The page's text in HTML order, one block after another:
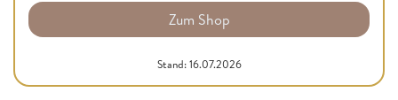
Zum Shop
Stand: 16.07.2026